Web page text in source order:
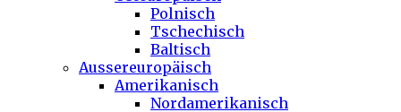
Polnisch
Tschechisch
Baltisch
Aussereuropäisch
Amerikanisch
Nordamerikanisch